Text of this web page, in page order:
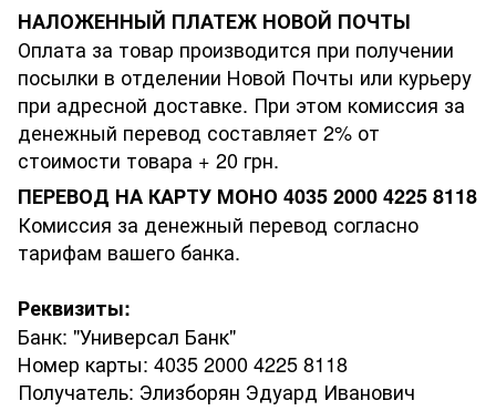
НАЛОЖЕННЫЙ ПЛАТЕЖ НОВОЙ ПОЧТЫ
Оплата за товар производится при получении
посылки в отделении Новой Почты или курьеру
при адресной доставке. При этом комиссия за
денежный перевод составляет 2% от
стоимости товара + 20 грн.
ПЕРЕВОД НА КАРТУ МОНО 4035 2000 4225 8118
Комиссия за денежный перевод согласно
тарифам вашего банка.
Реквизиты:
Банк: "Универсал Банк"
Номер карты: 4035 2000 4225 8118
Получатель: Элизборян Эдуард Иванович